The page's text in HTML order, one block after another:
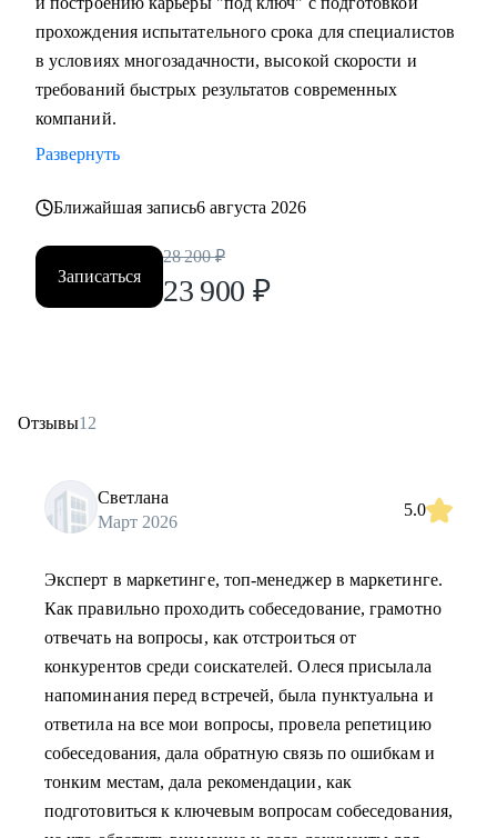
прохождения испытательного срока для специалистов
в условиях многозадачности, высокой скорости и
требований быстрых результатов современных
компаний.
Развернуть
Ближайшая запись6 августа 2026
Записаться
28 200 ₽
23 900 ₽
Отзывы12
Светлана
Март 2026
5.0
Эксперт в маркетинге, топ-менеджер в маркетинге.
Как правильно проходить собеседование, грамотно
отвечать на вопросы, как отстроиться от
конкурентов среди соискателей. Олеся присылала
напоминания перед встречей, была пунктуальна и
ответила на все мои вопросы, провела репетицию
собеседования, дала обратную связь по ошибкам и
тонким местам, дала рекомендации, как
подготовиться к ключевым вопросам собеседования,